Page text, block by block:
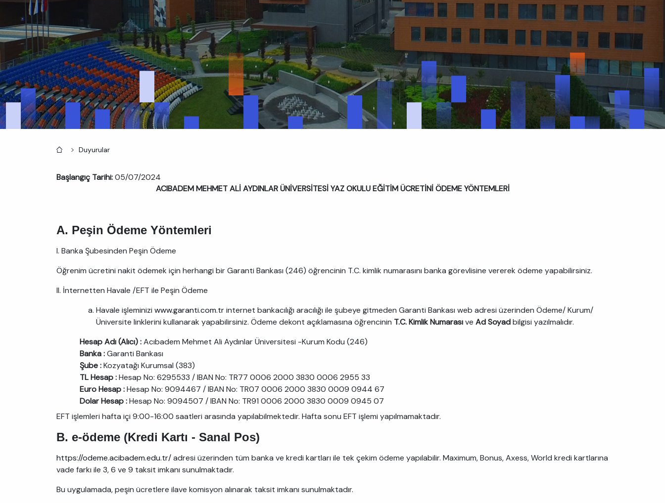
AnasayfaDuyurular
Başlangıç Tarihi:05/07/2024
ACIBADEM MEHMET ALİ AYDINLAR ÜNİVERSİTESİ YAZ OKULU EĞİTİM ÜCRETİNİ ÖDEME YÖNTEMLERİ
A. Peşin Ödeme Yöntemleri
I. Banka Şubesinden Peşin Ödeme
Öğrenim ücretini nakit ödemek için herhangi bir Garanti Bankası (246) öğrencinin T.C. kimlik numarasını banka görevlisine vererek ödeme yapabilirsiniz.
II. İnternetten Havale /EFT ile Peşin Ödeme
Havale işleminizi www.garanti.com.trinternet bankacılığı aracılığı ile şubeye gitmeden Garanti Bankası web adresi üzerinden Ödeme/ Kurum/
Üniversite linklerini kullanarak yapabilirsiniz. Ödeme dekont açıklamasına öğrencinin T.C. Kimlik Numarasıve Ad Soyadbilgisi yazılmalıdır.
Hesap Adı (Alıcı) :Acıbadem Mehmet Ali Aydınlar Üniversitesi -Kurum Kodu (246)
Banka :Garanti Bankası
Şube :Kozyatağı Kurumsal (383)
TL Hesap :Hesap No: 6295533 / IBAN No: TR77 0006 2000 3830 0006 2955 33
Euro Hesap :Hesap No: 9094467 / IBAN No: TR07 0006 2000 3830 0009 0944 67
Dolar Hesap :Hesap No: 9094507 / IBAN No: TR91 0006 2000 3830 0009 0945 07
EFT işlemleri hafta içi 9:00-16:00 saatleri arasında yapılabilmektedir. Hafta sonu EFT işlemi yapılmamaktadır.
B. e-ödeme (Kredi Kartı - Sanal Pos)
https://odeme.acibadem.edu.tr/adresi üzerinden tüm banka ve kredi kartları ile tek çekim ödeme yapılabilir. Maximum, Bonus, Axess, World kredi kartlarına
vade farkı ile 3, 6 ve 9 taksit imkanı sunulmaktadır.
Bu uygulamada, peşin ücretlere ilave komisyon alınarak taksit imkanı sunulmaktadır.